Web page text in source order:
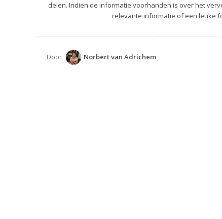
delen. Indien de informatie voorhanden is over het
relevante informatie of een leuke
Door Norbert van Adrichem